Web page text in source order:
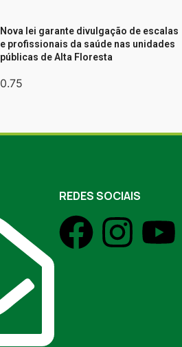
Nova lei garante divulgação de escalas
e profissionais da saúde nas unidades
públicas de Alta Floresta
REDES SOCIAIS